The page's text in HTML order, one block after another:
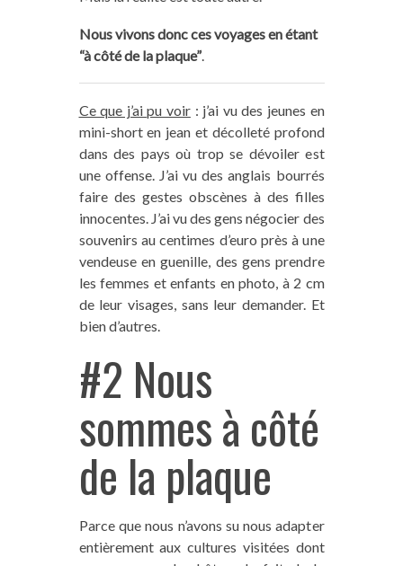
Nous vivons donc ces voyages en étant
“à côté de la plaque”.
Ce que j’ai pu voir: j’ai vu des jeunes en
mini-short en jean et décolleté profond
dans des pays où trop se dévoiler est
une offense. J’ai vu des anglais bourrés
faire des gestes obscènes à des filles
innocentes. J’ai vu des gens négocier des
souvenirs au centimes d’euro près à une
vendeuse en guenille, des gens prendre
les femmes et enfants en photo, à 2 cm
de leur visages, sans leur demander. Et
bien d’autres.
#2 Nous
sommes à côté
de la plaque
Parce que nous n’avons su nous adapter
entièrement aux cultures visitées dont